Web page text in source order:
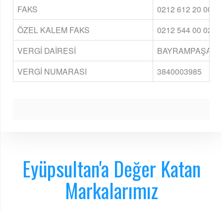
FAKS
0212 612 20 00
ÖZEL KALEM FAKS
0212 544 00 02
VERGİ DAİRESİ
BAYRAMPAŞA
VERGİ NUMARASI
3840003985
Eyüpsultan'a Değer Katan
Markalarımız